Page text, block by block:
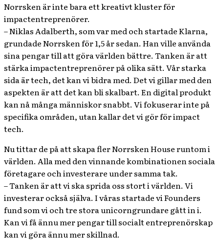
Norrsken är inte bara ett kreativt kluster för
impactentreprenörer.
– Niklas Adalberth, som var med och startade Klarna,
grundade Norrsken för 1,5 år sedan. Han ville använda
sina pengar till att göra världen bättre. Tanken är att
stärka impactentreprenörer på olika sätt. Vår starka
sida är tech, det kan vi bidra med. Det vi gillar med den
aspekten är att det kan bli skalbart. En digital produkt
kan nå många människor snabbt. Vi fokuserar inte på
specifika områden, utan kallar det vi gör för impact
tech.
Nu tittar de på att skapa fler Norrsken House runtom i
världen. Alla med den vinnande kombinationen sociala
företagare och investerare under samma tak.
– Tanken är att vi ska sprida oss stort i världen. Vi
investerar också själva. I våras startade vi Founders
fund som vi och tre stora unicorngrundare gått in i.
Kan vi få ännu mer pengar till socialt entreprenörskap
kan vi göra ännu mer skillnad.